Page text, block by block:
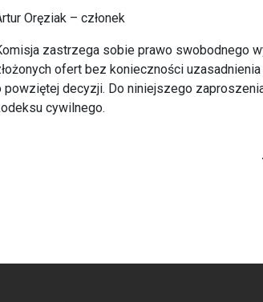
Oręziak – członek
zastrzega sobie prawo swobodnego
ofert bez konieczności
powziętej decyzji. Do niniejszego
cywilnego.